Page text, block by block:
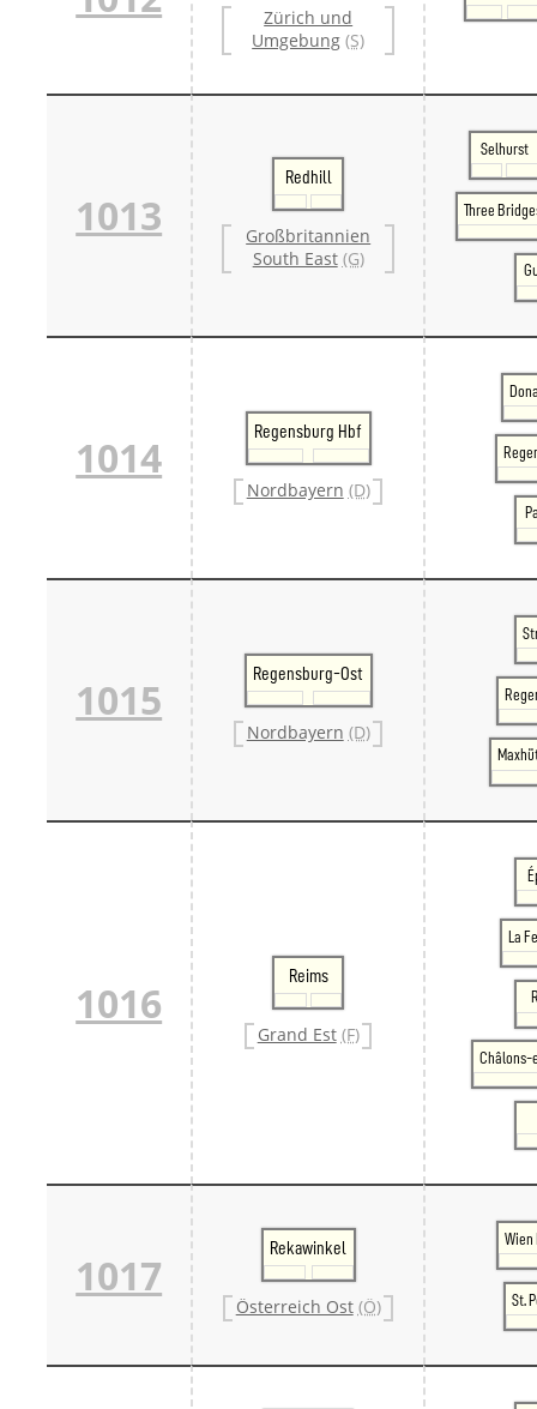
Zürich und
Umgebung (S)
1013
Redhill
Großbritannien
South East (G)
Selhurst
Three
1014
Regensburg Hbf
Nordbayern (D)
1015
Regensburg-Ost
Nordbayern (D)
1016
Reims
Grand Est (F)
La
Châlons-
1017
Rekawinkel
Österreich Ost (Ö) St.